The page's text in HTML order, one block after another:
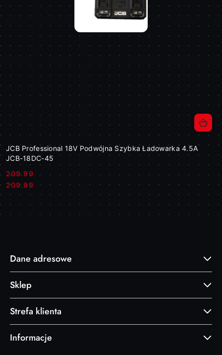
JCB Professional 18V Podwójna Szybka Ładowarka 4.5A
JCB-18DC-45
Cena:
209.99
Cena:
209.99
Dane adresowe
Sklep
Strefa klienta
Informacje